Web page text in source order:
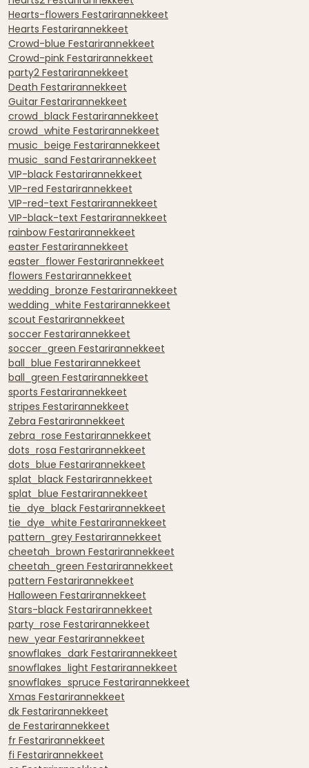
Hearts-flowers Festarirannekkeet
Hearts Festarirannekkeet
Crowd-blue Festarirannekkeet
Crowd-pink Festarirannekkeet
party2 Festarirannekkeet
Death Festarirannekkeet
Guitar Festarirannekkeet
crowd_black Festarirannekkeet
crowd_white Festarirannekkeet
music_beige Festarirannekkeet
music_sand Festarirannekkeet
VIP-black Festarirannekkeet
VIP-red Festarirannekkeet
VIP-red-text Festarirannekkeet
VIP-black-text Festarirannekkeet
rainbow Festarirannekkeet
easter Festarirannekkeet
easter_flower Festarirannekkeet
flowers Festarirannekkeet
wedding_bronze Festarirannekkeet
wedding_white Festarirannekkeet
scout Festarirannekkeet
soccer Festarirannekkeet
soccer_green Festarirannekkeet
ball_blue Festarirannekkeet
ball_green Festarirannekkeet
sports Festarirannekkeet
stripes Festarirannekkeet
Zebra Festarirannekkeet
zebra_rose Festarirannekkeet
dots_rosa Festarirannekkeet
dots_blue Festarirannekkeet
splat_black Festarirannekkeet
splat_blue Festarirannekkeet
tie_dye_black Festarirannekkeet
tie_dye_white Festarirannekkeet
pattern_grey Festarirannekkeet
cheetah_brown Festarirannekkeet
cheetah_green Festarirannekkeet
pattern Festarirannekkeet
Halloween Festarirannekkeet
Stars-black Festarirannekkeet
party_rose Festarirannekkeet
new_year Festarirannekkeet
snowflakes_dark Festarirannekkeet
snowflakes_light Festarirannekkeet
snowflakes_spruce Festarirannekkeet
Xmas Festarirannekkeet
dk Festarirannekkeet
de Festarirannekkeet
fr Festarirannekkeet
fi Festarirannekkeet